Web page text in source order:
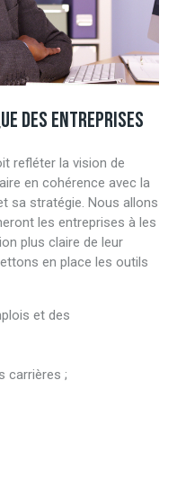
DES ENTREPRISES
refléter la vision de
en cohérence avec la
sa stratégie. Nous allons
les entreprises à les
plus claire de leur
en place les outils
et des
carrières ;